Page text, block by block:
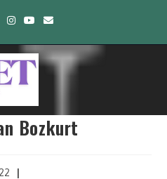
Bozkurt